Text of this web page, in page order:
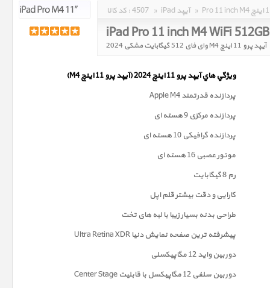
کد کالا : 4507 » iPad آیپد »
iPad Pro 11 inch M4 WiFi
آیپد پرو 11 اینچ M4 وای فای 512 گیگابایت مشکی 2024
ويژگي هاي آيپد پرو 11 اینچ 2024 (آیپد پرو 11 اینچ M4)
پردازنده قدرتمند Apple M4
پردازنده مرکزی 9 هسته ای
پردازنده گرافیکی 10 هسته ای
موتور عصبی 16 هسته ای
رم 8 گیگابایت
کارایی و دقت بیشتر قلم اپل
طراحی بدنه بسیار زیبا با لبه های تخت
پیشرفته ترین صفحه نمايش دنیا Ultra Retina XDR
دوربين واید 12 مگاپیکسلی
دوربین سلفی 12 مگاپیکسل با قابلیت Center Stage